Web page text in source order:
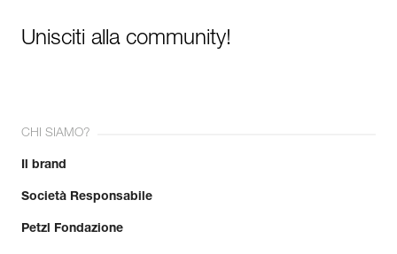
Unisciti alla community!
CHI SIAMO?
Il brand
Società Responsabile
Petzl Fondazione